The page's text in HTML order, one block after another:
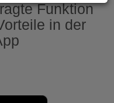
Funktion
in der